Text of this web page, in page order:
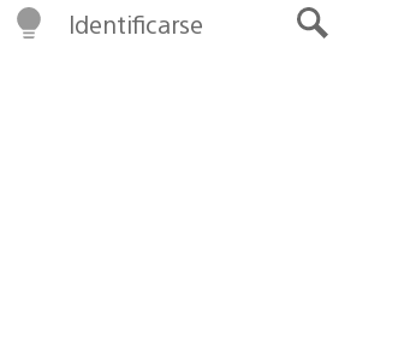
Identificarse